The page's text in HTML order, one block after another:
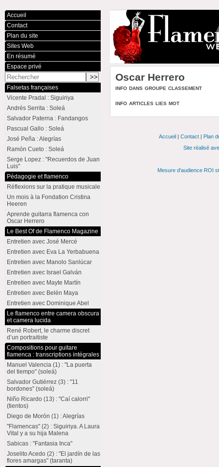
Oscar Herrero
info dans groupe classement
info articles lies mot
Accueil
Contact
Plan du site
Sites Web
En résumé
Espace privé
Falsetas françaises
Vicente Pradal : Siguiriya
Andrés Serrita : Soleá
Salvador Paterna : Fandangos
Pascual Gallo : Soleá
José Peña : Alegrías
Ramón Cueto : Soleá
Serge Lopez : "Recuerdos de Juan
Luis"
Pédagogie et flamenco
Réflexions sur la pratique musicale
Un mois à la Fondation Cristina
Heeren
Aprende guitarra flamenca con
Oscar Herrero
Le Best Of de Flamenco Magazine
Entretien avec José Mercé
Entretien avec Eva La Yerbabuena
Entretien avec Manolo Sanlúcar
Entretien avec Israel Galván
Entretien avec Mayte Martín
Entretien avec Belén Maya
Entretien avec Dominique Abel
Le flamenco entre camera obscura
et camera lucida
René Robert, le charme discret
d’un portraitiste
Compositions pour guitare
flamenca : transcriptions intégrales
Manuel Valencia (1) : "La puerta
del tiempo" (soleá)
Salvador Gutiérrez (3) : "11
bordones" (soleá)
Niño Ricardo (13) : "Caí calorri"
(tientos)
Diego de Morón (1) : Alegrías
"Flamencas" (2) : Siguiriya. A Laura
Vital y a su hija Malena
Sabicas : "Fantasia Inca"
Joselito Acedo (2) : "El jardín de las
flores amargas" (taranta)
Accueil| Contact| Plan
Site réalisé
Mesure d'audience ROI